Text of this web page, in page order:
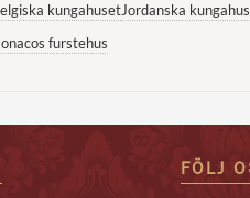
kungahusetJordanska
furstehus
FÖLJ